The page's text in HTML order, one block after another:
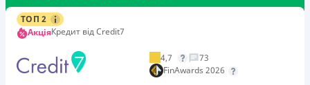
ТОП 2
АкціяКредит від Credit7
4,7
73
FinAwards 2026